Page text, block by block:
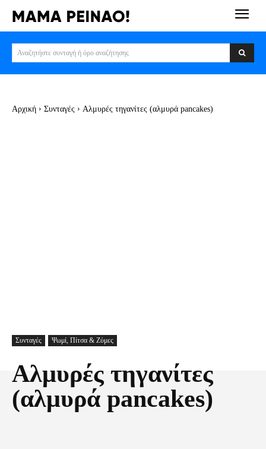
Αναζητήστε συνταγή ή όρο αναζήτησης
Αρχική Συνταγές Αλμυρές τηγανίτες (αλμυρά pancakes)
Συνταγές Ψωμί, Πίτσα & Ζύμες
Αλμυρές τηγανίτες
(αλμυρά pancakes)